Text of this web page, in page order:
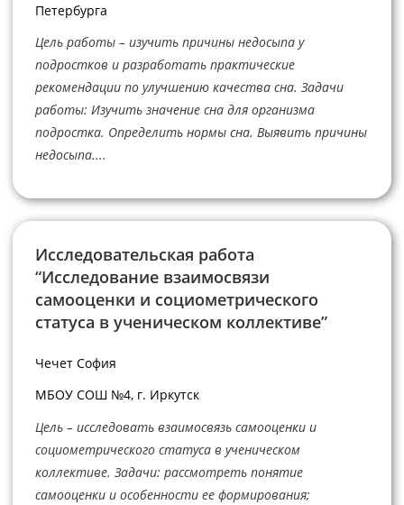
Петербурга
Цель работы – изучить причины недосыпа у
подростков и разработать практические
рекомендации по улучшению качества сна. Задачи
работы: Изучить значение сна для организма
подростка. Определить нормы сна. Выявить причины
недосыпа....
Исследовательская работа
“Исследование взаимосвязи
самооценки и социометрического
статуса в ученическом коллективе”
Чечет София
МБОУ СОШ №4, г. Иркутск
Цель – исследовать взаимосвязь самооценки и
социометрического статуса в ученическом
коллективе. Задачи: рассмотреть понятие
самооценки и особенности ее формирования;